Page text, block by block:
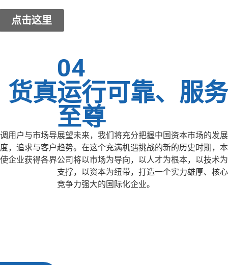
点击这里
货真
用户与市场导
，追求与客户
企业获得各界
04
运行可靠、服务
至尊
展望未来，我们将充分把握中国资本市场的发展
趋势。在这个充满机遇挑战的新的历史时期，本
公司将以市场为导向，以人才为根本，以技术为
支撑，以资本为纽带，打造一个实力雄厚、核心
竞争力强大的国际化企业。